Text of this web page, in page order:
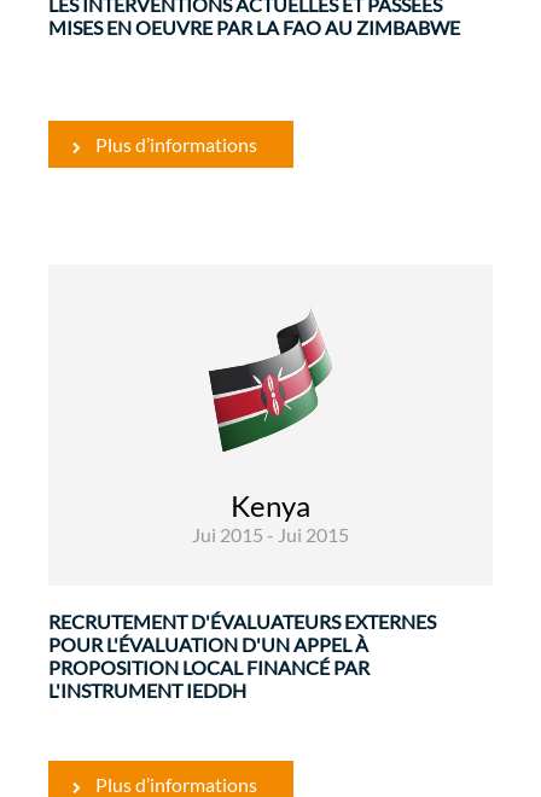
MISES EN OEUVRE PAR LA FAO AU ZIMBABWE
Plus d’informations
Kenya
Jui 2015 - Jui 2015
Gouvernance et Renforcement
Evaluations
Kenya est d'améliorer l'égalité des genres, à
travers la protection des ...
RECRUTEMENT D'ÉVALUATEURS EXTERNES
POUR L'ÉVALUATION D'UN APPEL À
PROPOSITION LOCAL FINANCÉ PAR
L'INSTRUMENT IEDDH
Plus d’informations